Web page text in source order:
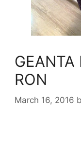
RON
March 16, 2016